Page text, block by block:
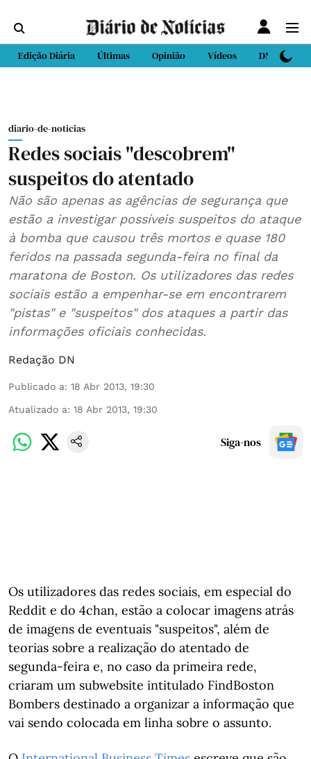
Edição Diária Últimas Opinião Vídeos DN Sport
diario-de-noticias
Redes sociais "descobrem"
suspeitos do atentado
Não são apenas as agências de segurança que
estão a investigar possíveis suspeitos do ataque
à bomba que causou três mortos e quase 180
feridos na passada segunda-feira no final da
maratona de Boston. Os utilizadores das redes
sociais estão a empenhar-se em encontrarem
"pistas" e "suspeitos" dos ataques a partir das
informações oficiais conhecidas.
Redação DN
Publicado a: 18 Abr 2013, 19:30
Atualizado a: 18 Abr 2013, 19:30
Siga-nos
Os utilizadores das redes sociais, em especial do
Reddit e do 4chan, estão a colocar imagens atrás
de imagens de eventuais "suspeitos", além de
teorias sobre a realização do atentado de
segunda-feira e, no caso da primeira rede,
criaram um subwebsite intitulado FindBoston
Bombers destinado a organizar a informação que
vai sendo colocada em linha sobre o assunto.